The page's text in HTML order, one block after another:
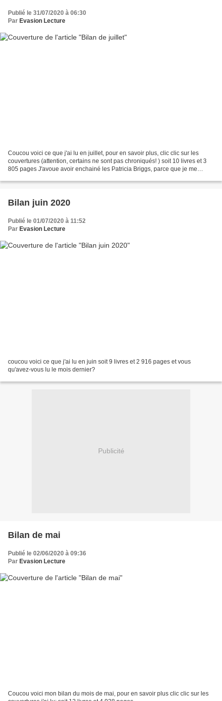
Publié le 31/07/2020 à 06:30
Par Evasion Lecture
Coucou voici ce que j'ai lu en juillet, pour en savoir plus, clic clic sur les
couvertures (attention, certains ne sont pas chroniqués! ) soit 10 livres et 3
805 pages J'avoue avoir enchainé les Patricia Briggs, parce que je me
Bilan juin 2020
Publié le 01/07/2020 à 11:52
Par Evasion Lecture
coucou voici ce que j'ai lu en juin soit 9 livres et 2 916 pages et vous
qu'avez-vous lu le mois dernier?
Publicité
Bilan de mai
Publié le 02/06/2020 à 09:36
Par Evasion Lecture
Coucou voici mon bilan du mois de mai, pour en savoir plus clic clic sur les